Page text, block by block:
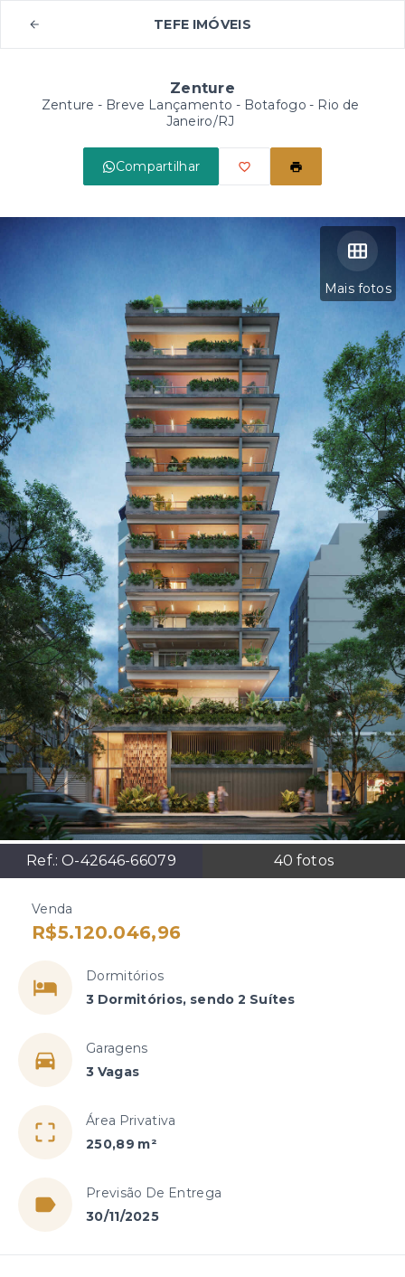
TEFE IMÓVEIS
Zenture
Zenture - Breve Lançamento - Botafogo - Rio de
Janeiro/RJ
Compartilhar
Mais fotos
Ref.:O-42646-66079 40 fotos
Venda
R$5.120.046,96
Dormitórios
3 Dormitórios, sendo 2 Suítes
Garagens
3 Vagas
Área Privativa
250,89 m²
Previsão De Entrega
30/11/2025